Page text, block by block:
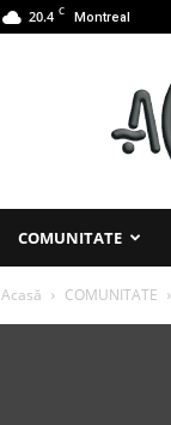
20.4 C Montreal
Montreal
COMUNITATE
Acasă COMUNITATE